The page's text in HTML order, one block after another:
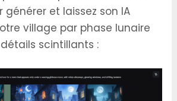
générer et laissez son IA
village par phase lunaire
scintillants :